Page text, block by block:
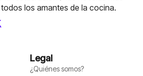
los amantes de la cocina.
Legal
¿Quiénes somos?